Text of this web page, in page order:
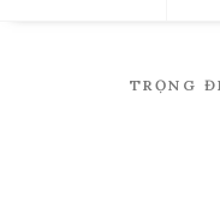
TRỌNG